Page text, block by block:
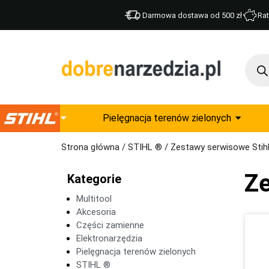
Darmowa dostawa od 500 zł
Pielęgnacja terenów zielonych
Strona główna / STIHL ® / Zestawy serwisowe Stihl
Kategorie
Multitool
Akcesoria
Części zamienne
Elektronarzędzia
Pielęgnacja terenów zielonych
STIHL ®